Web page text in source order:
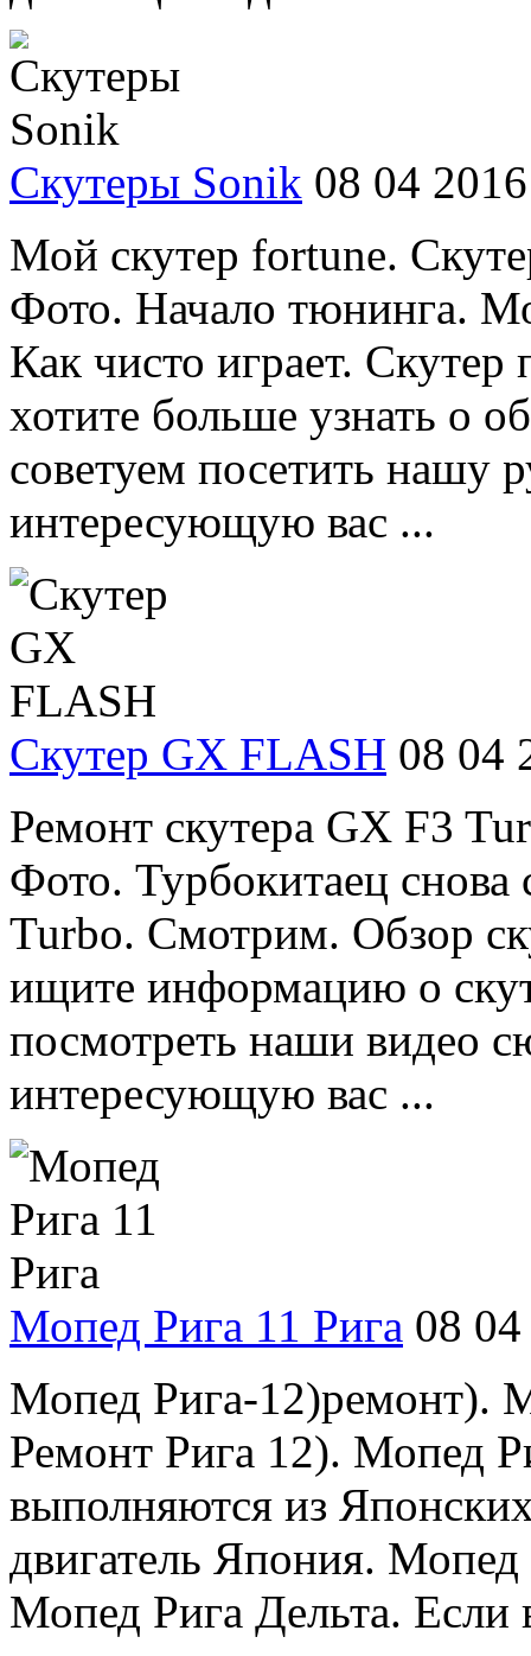
Скутеры Sonik 08 04 2016
Мой скутер fortune.
Фото. Начало тюнинга.
Как чисто играет. Скутер
хотите больше узнать о
советуем посетить нашу
интересующую вас ...
Скутер GX FLASH 08 04
Ремонт скутера GX F3
Фото. Турбокитаец
Turbo. Смотрим. Обзор
ищите информацию о
посмотреть наши видео
интересующую вас ...
Мопед Рига 11 Рига 08
Мопед Рига-12)ремонт).
Ремонт Рига 12). Мопед
выполняются из
двигатель Япония. Мопед
Мопед Рига Дельта. Если